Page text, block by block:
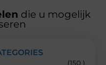
die u mogelijk
(150 )